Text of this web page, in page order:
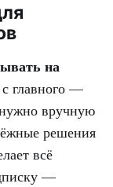
на
главного —
вручную
решения
всё
—